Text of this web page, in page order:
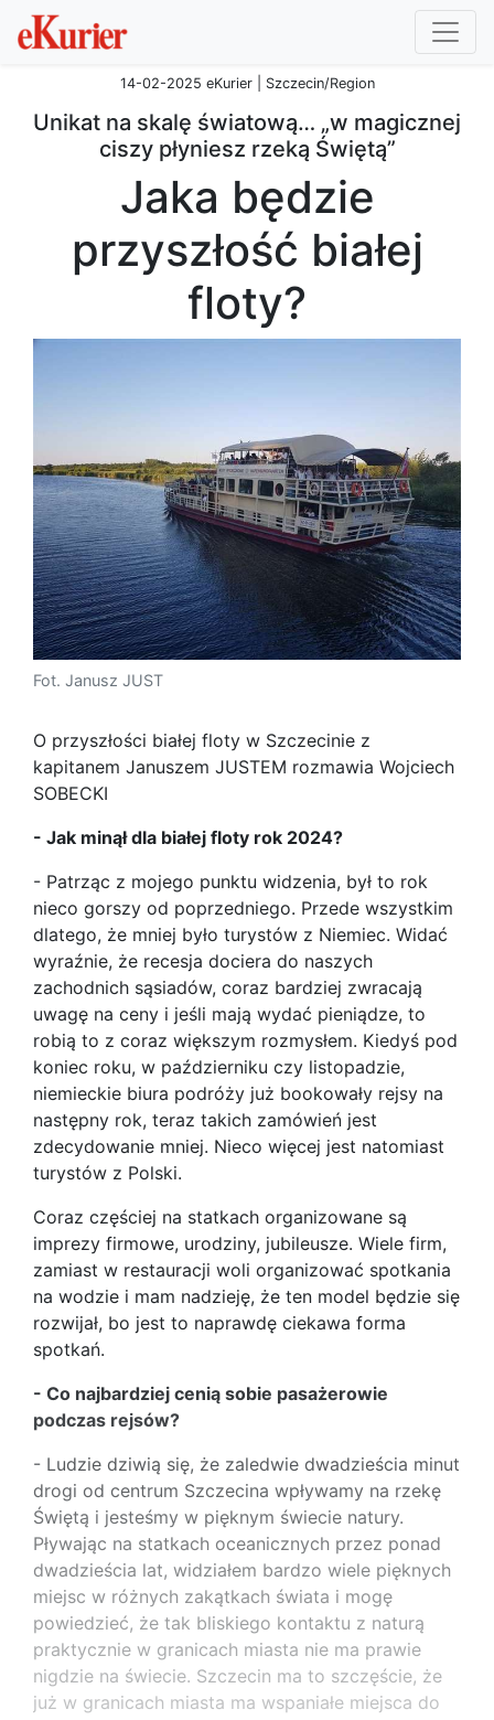
14-02-2025 eKurier | Szczecin/Region
Unikat na skalę światową… „w magicznej
ciszy płyniesz rzeką Świętą”
Jaka będzie
przyszłość białej
floty?
Fot. Janusz JUST
O przyszłości białej floty w Szczecinie z
kapitanem Januszem JUSTEM rozmawia Wojciech
SOBECKI
- Jak minął dla białej floty rok 2024?
- Patrząc z mojego punktu widzenia, był to rok
nieco gorszy od poprzedniego. Przede wszystkim
dlatego, że mniej było turystów z Niemiec. Widać
wyraźnie, że recesja dociera do naszych
zachodnich sąsiadów, coraz bardziej zwracają
uwagę na ceny i jeśli mają wydać pieniądze, to
robią to z coraz większym rozmysłem. Kiedyś pod
koniec roku, w październiku czy listopadzie,
niemieckie biura podróży już bookowały rejsy na
następny rok, teraz takich zamówień jest
zdecydowanie mniej. Nieco więcej jest natomiast
turystów z Polski.
Coraz częściej na statkach organizowane są
imprezy firmowe, urodziny, jubileusze. Wiele firm,
zamiast w restauracji woli organizować spotkania
na wodzie i mam nadzieję, że ten model będzie się
rozwijał, bo jest to naprawdę ciekawa forma
spotkań.
- Co najbardziej cenią sobie pasażerowie
podczas rejsów?
- Ludzie dziwią się, że zaledwie dwadzieścia minut
drogi od centrum Szczecina wpływamy na rzekę
Świętą i jesteśmy w pięknym świecie natury.
Pływając na statkach oceanicznych przez ponad
dwadzieścia lat, widziałem bardzo wiele pięknych
miejsc w różnych zakątkach świata i mogę
powiedzieć, że tak bliskiego kontaktu z naturą
praktycznie w granicach miasta nie ma prawie
nigdzie na świecie. Szczecin ma to szczęście, że
już w granicach miasta ma wspaniałe miejsca do